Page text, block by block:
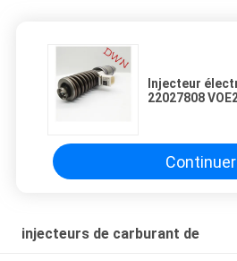
Injecteur
22027808
Continuer
injecteurs de carburant de